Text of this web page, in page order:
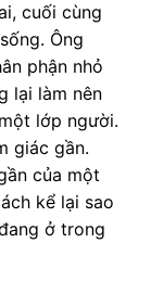
cuối cùng
Ông
phận nhỏ
lại làm nên
lớp người.
giác gần.
của một
kể lại sao
ở trong